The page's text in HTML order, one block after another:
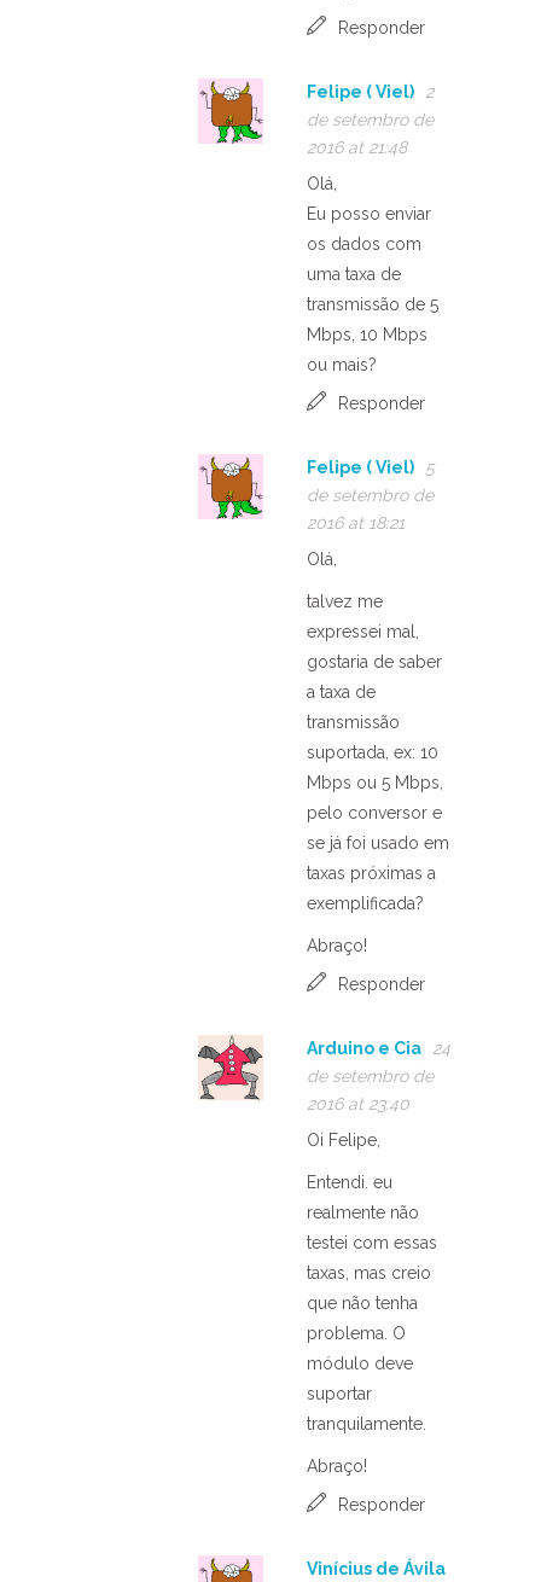
Responder
Felipe ( Viel)
2
de setembro de
2016 at 21:48
Olá,
Eu posso enviar
os dados com
uma taxa de
transmissão de 5
Mbps, 10 Mbps
ou mais?
Responder
Felipe ( Viel)
5
de setembro de
2016 at 18:21
Olá,
talvez me
expressei mal,
gostaria de saber
a taxa de
transmissão
suportada, ex: 10
Mbps ou 5 Mbps,
pelo conversor e
se já foi usado em
taxas próximas a
exemplificada?
Abraço!
Responder
Arduino e Cia
24
de setembro de
2016 at 23:40
Oi Felipe,
Entendi. eu
realmente não
testei com essas
taxas, mas creio
que não tenha
problema. O
módulo deve
suportar
tranquilamente.
Abraço!
Responder
Vinícius de Ávila